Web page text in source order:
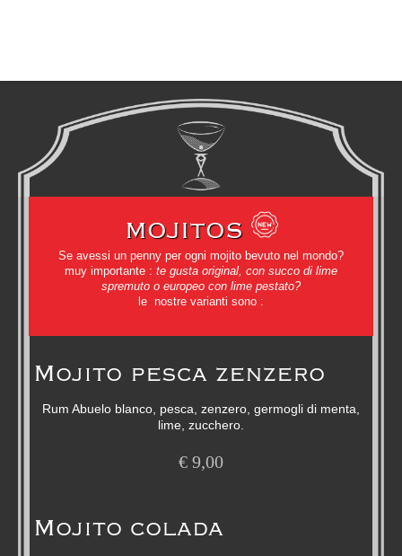
MOJITOS
Se avessi un penny per ogni mojito bevuto nel mondo?
muy importante : te gusta original, con succo di lime
spremuto o europeo con lime pestato?
le nostre varianti sono :
Mojito pesca zenzero
Rum Abuelo blanco, pesca, zenzero, germogli di menta,
lime, zucchero.
€ 9,00
Mojito colada